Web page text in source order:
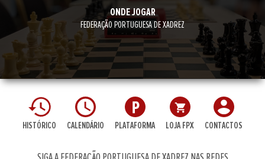
ONDE JOGAR
FEDERAÇÃO PORTUGUESA DE XADREZ
HISTÓRICO CALENDÁRIO PLATAFORMA LOJA FPX CONTACTOS